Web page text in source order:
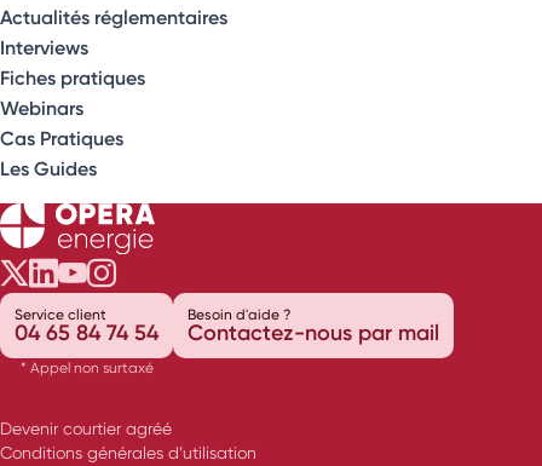
Actualités réglementaires
Interviews
Fiches pratiques
Webinars
Cas Pratiques
Les Guides
Opéra Énergie sur Twitter
Opéra Énergie sur LinkedIn
Opéra Énergie sur Youtube
Opéra Énergie sur Instagram
Service client
04 65 84 74 54
* Appel non surtaxé
Besoin d'aide ?
Contactez-nous par mail
Devenir courtier agréé
Conditions générales d’utilisation